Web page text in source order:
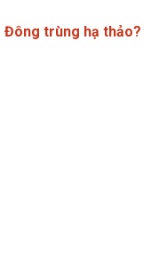
Đông trùng hạ thảo?